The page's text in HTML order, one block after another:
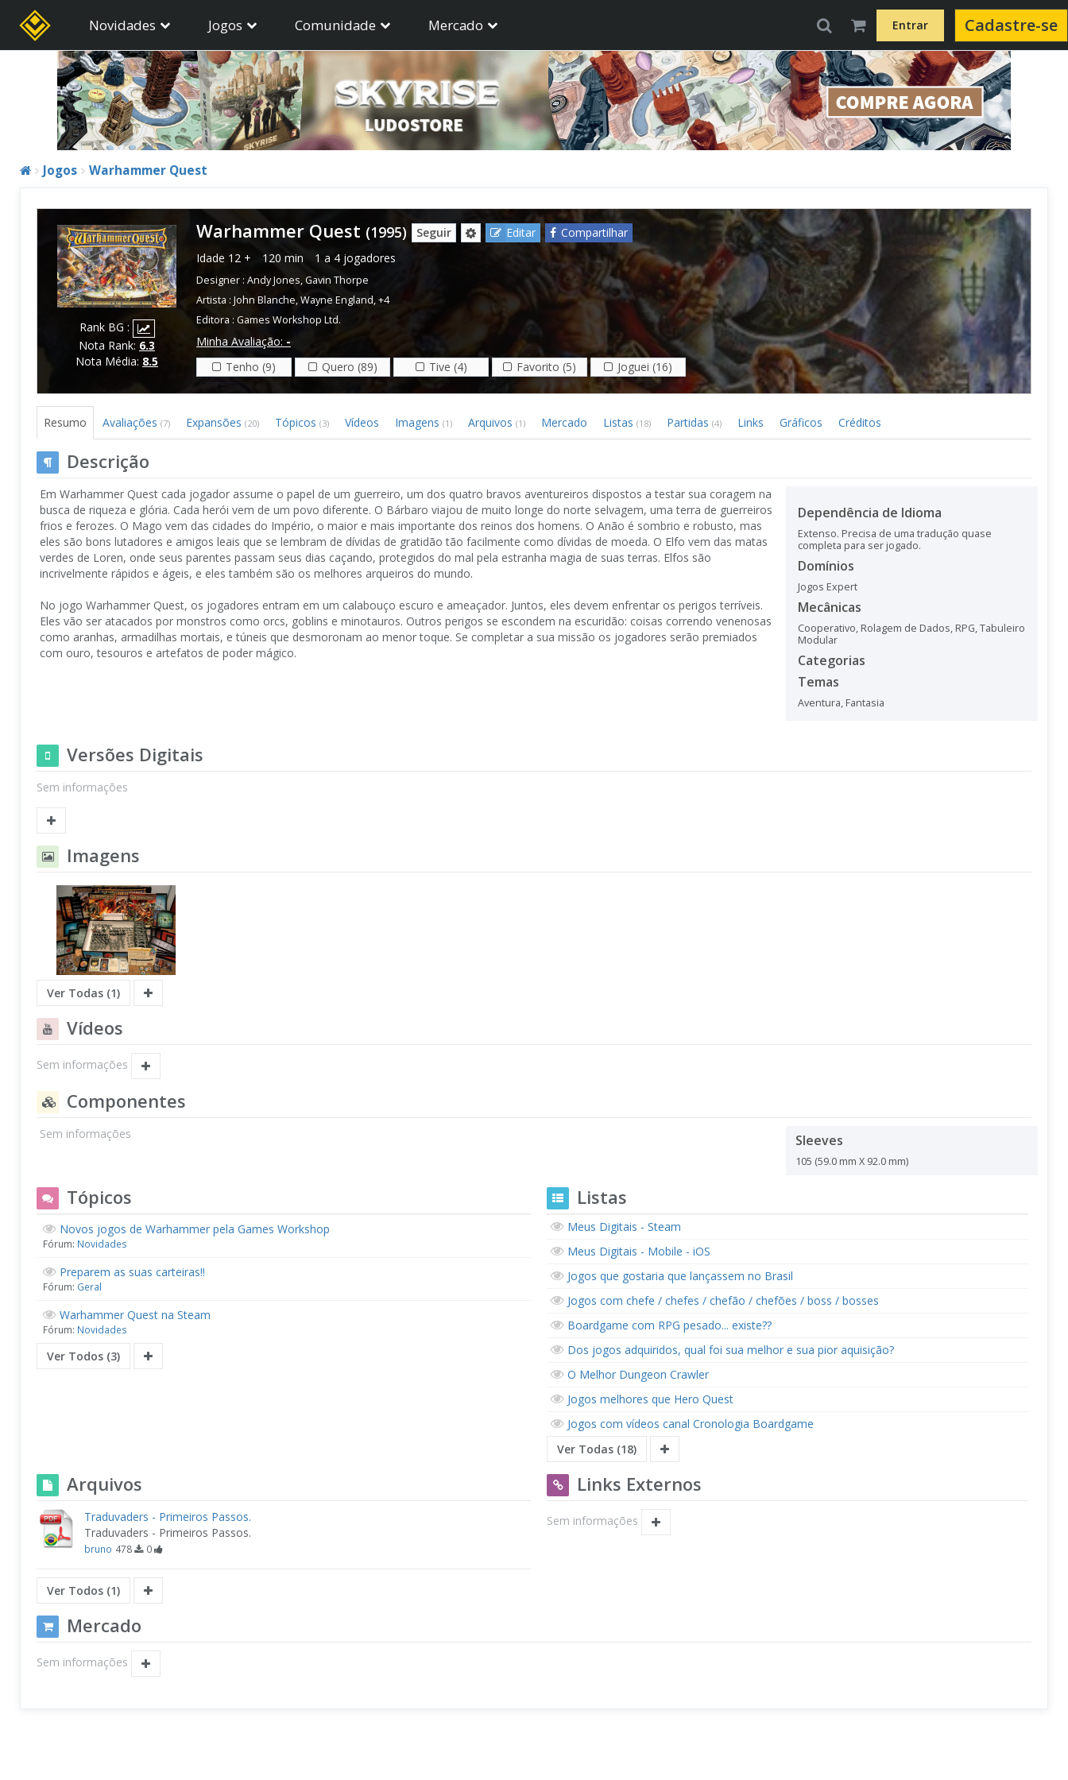
Novidades Jogos Comunidade Mercado Entrar Cadastre-se
Jogos Warhammer Quest
Rank BG :
Nota Rank: 6.3
Nota Média: 8.5
Warhammer Quest (1995) Seguir Editar
Compartilhar
Idade 12 + 120 min 1 a 4 jogadores
Designer : Andy Jones,Gavin Thorpe
Artista : John Blanche,Wayne England,+4
Editora : Games Workshop Ltd.
Minha Avaliação: -
Tenho (9)
Quero (89) Tive (4) Favorito (5) Joguei (16)
Resumo Avaliações (7) Expansões (20) Tópicos (3) Vídeos Imagens (1) Arquivos (1) Mercado Listas (18) Partidas (4) Links Gráficos Créditos
Descrição
Em Warhammer Quest cada jogador assume o papel de um guerreiro, um dos quatro bravos aventureiros dispostos a testar sua coragem na
busca de riqueza e glória. Cada herói vem de um povo diferente. O Bárbaro viajou de muito longe do norte selvagem, uma terra de guerreiros
frios e ferozes. O Mago vem das cidades do Império, o maior e mais importante dos reinos dos homens. O Anão é sombrio e robusto, mas
eles são bons lutadores e amigos leais que se lembram de dívidas de gratidão tão facilmente como dívidas de moeda. O Elfo vem das matas
verdes de Loren, onde seus parentes passam seus dias caçando, protegidos do mal pela estranha magia de suas terras. Elfos são
incrivelmente rápidos e ágeis, e eles também são os melhores arqueiros do mundo.
No jogo Warhammer Quest, os jogadores entram em um calabouço escuro e ameaçador. Juntos, eles devem enfrentar os perigos terríveis.
Eles vão ser atacados por monstros como orcs, goblins e minotauros. Outros perigos se escondem na escuridão: coisas correndo venenosas
como aranhas, armadilhas mortais, e túneis que desmoronam ao menor toque. Se completar a sua missão os jogadores serão premiados
com ouro, tesouros e artefatos de poder mágico.
Dependência de Idioma
Extenso. Precisa de uma tradução quase
completa para ser jogado.
Domínios
Jogos Expert
Mecânicas
Cooperativo, Rolagem de Dados, RPG,Tabuleiro
Modular
Categorias
Temas
Aventura, Fantasia
Versões Digitais
Sem informações
Imagens
Ver Todas (1)
Vídeos
Sem informações
Componentes
Sem informações Sleeves
105 (59.0 mm X 92.0 mm)
Tópicos
Novos jogos de Warhammer pela Games Workshop
Fórum: Novidades
Preparem as suas carteiras!!
Fórum: Geral
Warhammer Quest na Steam
Fórum: Novidades
Ver Todos (3)
Listas
Meus Digitais - Steam
Meus Digitais - Mobile - iOS
Jogos que gostaria que lançassem no Brasil
Jogos com chefe / chefes / chefão / chefões / boss / bosses
Boardgame com RPG pesado... existe??
Dos jogos adquiridos, qual foi sua melhor e sua pior aquisição?
O Melhor Dungeon Crawler
Jogos melhores que Hero Quest
Jogos com vídeos canal Cronologia Boardgame
Ver Todas (18)
Arquivos
Traduvaders - Primeiros Passos.
Traduvaders - Primeiros Passos.
bruno 478 0
Ver Todos (1)
Links Externos
Sem informações
Mercado
Sem informações